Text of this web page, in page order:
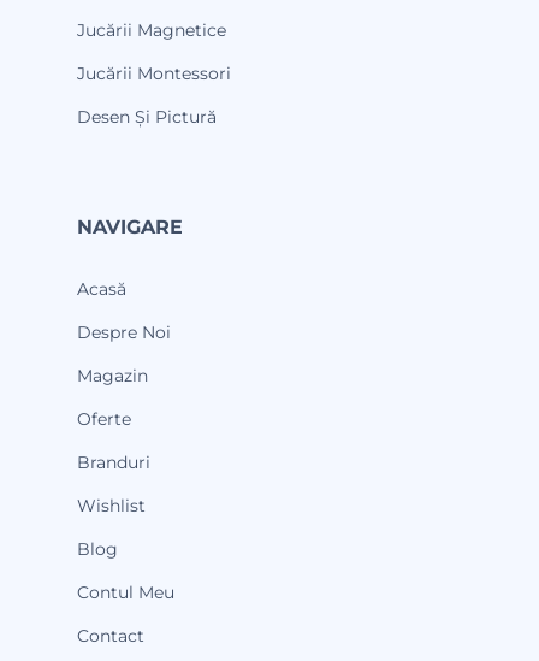
Jucării Magnetice
Jucării Montessori
Desen Și Pictură
NAVIGARE
Acasă
Despre Noi
Magazin
Oferte
Branduri
Wishlist
Blog
Contul Meu
Contact